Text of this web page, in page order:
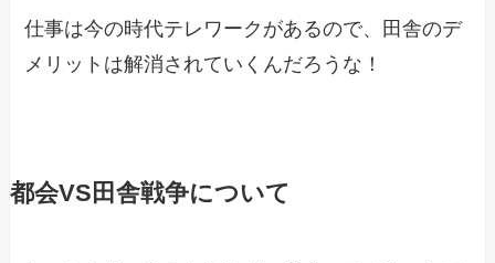
仕事は今の時代テレワークがあるので、田舎のデ
メリットは解消されていくんだろうな！
都会VS田舎戦争について